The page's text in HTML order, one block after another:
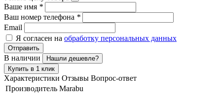
Ваше имя *
Ваш номер телефона *
Email
Я согласен на обработку персональных данных
Отправить
В наличии
Нашли дешевле?
Купить в 1 клик
Характеристики Отзывы Вопрос-ответ
Производитель Marabu